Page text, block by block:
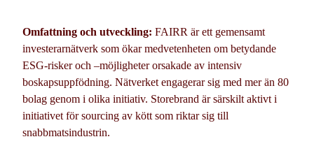
Omfattning och utveckling: FAIRR är ett gemensamt
investerarnätverk som ökar medvetenheten om betydande
ESG-risker och –möjligheter orsakade av intensiv
boskapsuppfödning. Nätverket engagerar sig med mer än 80
bolag genom i olika initiativ. Storebrand är särskilt aktivt i
initiativet för sourcing av kött som riktar sig till
snabbmatsindustrin.